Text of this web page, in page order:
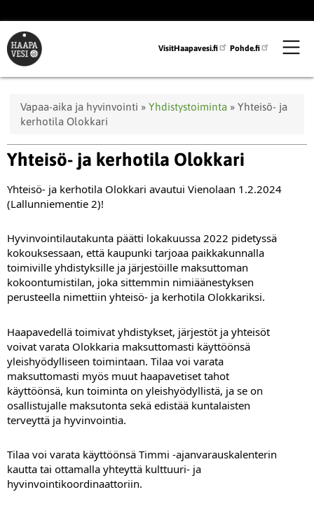
pääsisältöön
VisitHaapavesi.fi Pohde.fi
Murupolku
Vapaa-aika ja hyvinvointi Yhdistystoiminta
Yhteisö- ja
kerhotila Olokkari
Yhteisö- ja kerhotila Olokkari
Yhteisö- ja kerhotila Olokkari avautui Vienolaan 1.2.2024
(Lallunniementie 2)!
Hyvinvointilautakunta päätti lokakuussa 2022 pidetyssä
kokouksessaan, että kaupunki tarjoaa paikkakunnalla
toimiville yhdistyksille ja järjestöille maksuttoman
kokoontumistilan, joka sittemmin nimiäänestyksen
perusteella nimettiin yhteisö- ja kerhotila Olokkariksi.
Haapavedellä toimivat yhdistykset, järjestöt ja yhteisöt
voivat varata Olokkaria maksuttomasti käyttöönsä
yleishyödylliseen toimintaan. Tilaa voi varata
maksuttomasti myös muut haapavetiset tahot
käyttöönsä, kun toiminta on yleishyödyllistä, ja se on
osallistujalle maksutonta sekä edistää kuntalaisten
terveyttä ja hyvinvointia.
Tilaa voi varata käyttöönsä Timmi -ajanvarauskalenterin
kautta tai ottamalla yhteyttä kulttuuri- ja
hyvinvointikoordinaattoriin.